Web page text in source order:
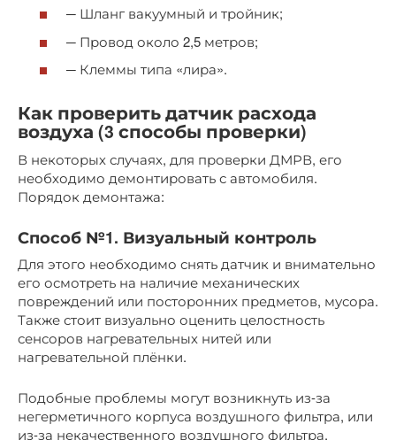
─ Шланг вакуумный и тройник;
─ Провод около 2,5 метров;
─ Клеммы типа «лира».
Как проверить датчик расхода
воздуха (3 способы проверки)
В некоторых случаях, для проверки ДМРВ, его
необходимо демонтировать с автомобиля.
Порядок демонтажа:
Способ №1. Визуальный контроль
Для этого необходимо снять датчик и внимательно
его осмотреть на наличие механических
повреждений или посторонних предметов, мусора.
Также стоит визуально оценить целостность
сенсоров нагревательных нитей или
нагревательной плёнки.
Подобные проблемы могут возникнуть из-за
негерметичного корпуса воздушного фильтра, или
из-за некачественного воздушного фильтра.